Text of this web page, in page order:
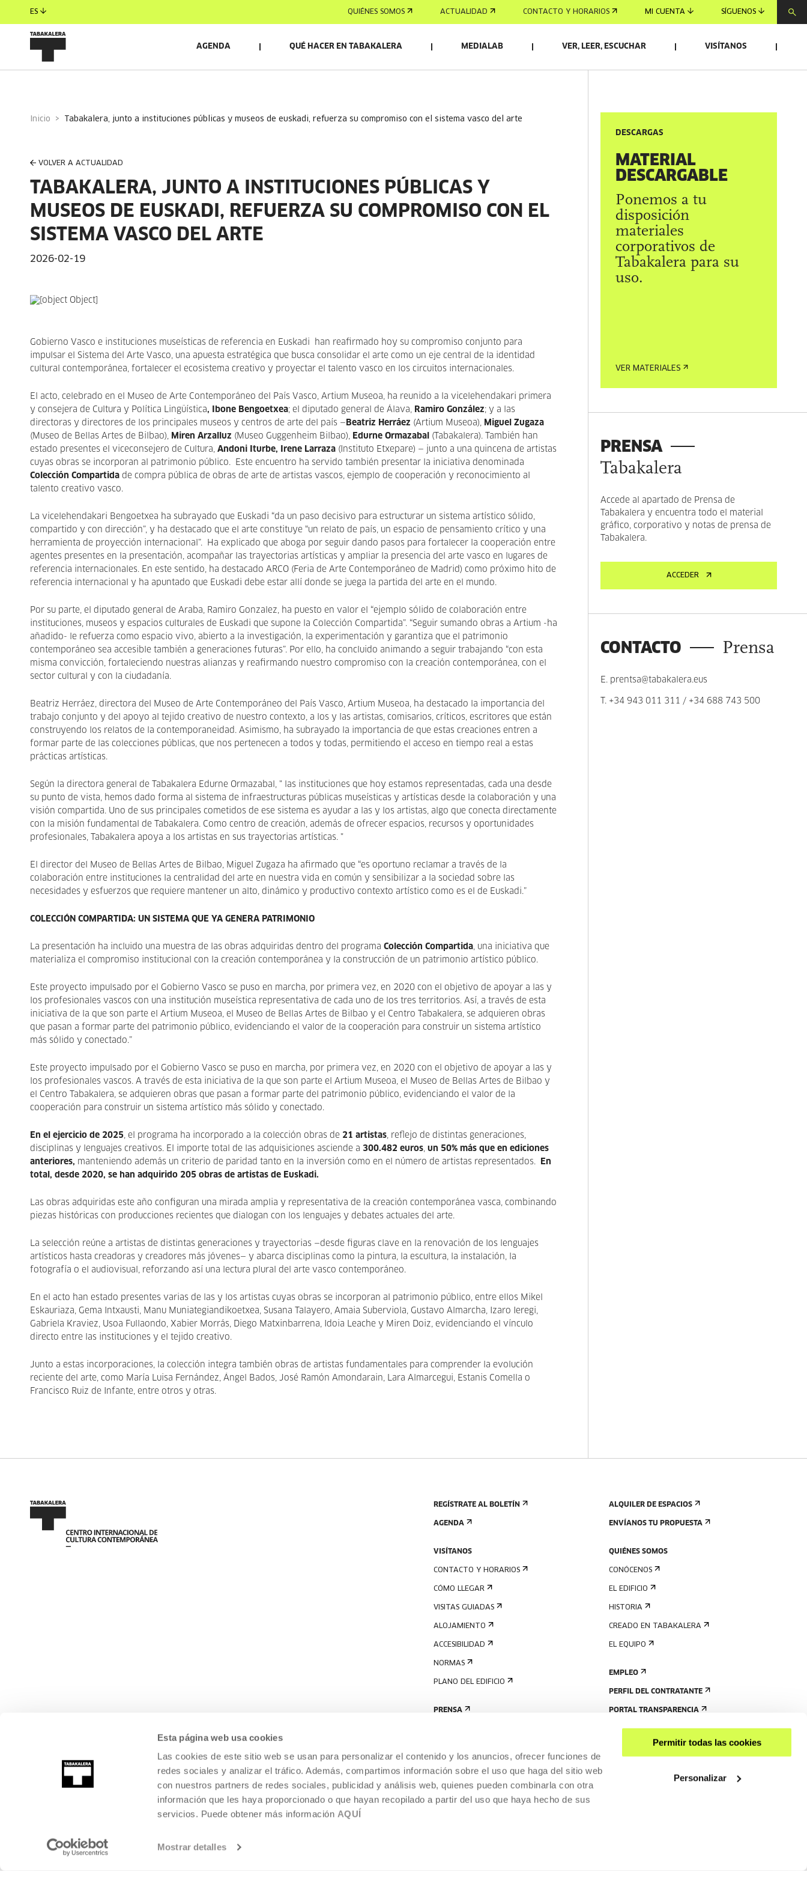
Esta página web usa cookies
Las cookies de este sitio web se usan para personalizar el contenido y los anuncios, ofrecer funciones de
redes sociales y analizar el tráfico. Además, compartimos información sobre el uso que haga del sitio web
con nuestros partners de redes sociales, publicidad y análisis web, quienes pueden combinarla con otra
información que les haya proporcionado o que hayan recopilado a partir del uso que haya hecho de sus
servicios. Puede obtener más información AQUÍ
Mostrar detalles
Permitir todas las cookies
Personalizar
ES QUIÉNES SOMOS ACTUALIDAD CONTACTO Y HORARIOS MI CUENTA SÍGUENOS
AGENDA QUÉ HACER EN TABAKALERA MEDIALAB VER, LEER, ESCUCHAR VISÍTANOS
Inicio tabakalera, junto a instituciones públicas y museos de euskadi, refuerza su compromiso con el sistema vasco del arte
VOLVER A ACTUALIDAD
TABAKALERA, JUNTO A INSTITUCIONES PÚBLICAS Y
MUSEOS DE EUSKADI, REFUERZA SU COMPROMISO CON EL
SISTEMA VASCO DEL ARTE
2026-02-19
Gobierno Vasco e instituciones museísticas de referencia en Euskadi han reafirmado hoy su compromiso conjunto para
impulsar el Sistema del Arte Vasco, una apuesta estratégica que busca consolidar el arte como un eje central de la identidad
cultural contemporánea, fortalecer el ecosistema creativo y proyectar el talento vasco en los circuitos internacionales.
El acto, celebrado en el Museo de Arte Contemporáneo del País Vasco, Artium Museoa, ha reunido a la vicelehendakari primera
y consejera de Cultura y Política Lingüística, Ibone Bengoetxea; el diputado general de Álava, Ramiro González; y a las
directoras y directores de los principales museos y centros de arte del país — Beatriz Herráez (Artium Museoa), Miguel Zugaza
(Museo de Bellas Artes de Bilbao), Miren Arzalluz (Museo Guggenheim Bilbao), Edurne Ormazabal
(Tabakalera). También han
estado presentes el viceconsejero de Cultura, Andoni Iturbe, Irene Larraza (Instituto Etxepare) — junto a una quincena de artistas
cuyas obras se incorporan al patrimonio público. Este encuentro ha servido también presentar la iniciativa denominada
Colección Compartida de compra pública de obras de arte de artistas vascos, ejemplo de cooperación y reconocimiento al
talento creativo vasco.
La vicelehendakari Bengoetxea ha subrayado que Euskadi “da un paso decisivo para estructurar un sistema artístico sólido,
compartido y con dirección”, y ha destacado que el arte constituye “un relato de país, un espacio de pensamiento crítico y una
herramienta de proyección internacional”. Ha explicado que aboga por seguir dando pasos para fortalecer la cooperación entre
agentes presentes en la presentación, acompañar las trayectorias artísticas y ampliar la presencia del arte vasco en lugares de
referencia internacionales. En este sentido, ha destacado ARCO (Feria de Arte Contemporáneo de Madrid) como próximo hito de
referencia internacional y ha apuntado que Euskadi debe estar allí donde se juega la partida del arte en el mundo.
Por su parte, el diputado general de Araba, Ramiro Gonzalez, ha puesto en valor el “ejemplo sólido de colaboración entre
instituciones, museos y espacios culturales de Euskadi que supone la Colección Compartida”. “Seguir sumando obras a Artium -ha
añadido- le refuerza como espacio vivo, abierto a la investigación, la experimentación y garantiza que el patrimonio
contemporáneo sea accesible también a generaciones futuras”. Por ello, ha concluido animando a seguir trabajando “con esta
misma convicción, fortaleciendo nuestras alianzas y reafirmando nuestro compromiso con la creación contemporánea, con el
sector cultural y con la ciudadanía.
Beatriz Herráez, directora del Museo de Arte Contemporáneo del País Vasco, Artium Museoa, ha destacado la importancia del
trabajo conjunto y del apoyo al tejido creativo de nuestro contexto, a los y las artistas, comisarios, críticos, escritores que están
construyendo los relatos de la contemporaneidad. Asimismo, ha subrayado la importancia de que estas creaciones entren a
formar parte de las colecciones públicas, que nos pertenecen a todos y todas, permitiendo el acceso en tiempo real a estas
prácticas artísticas.
Según la directora general de Tabakalera Edurne Ormazabal, " las instituciones que hoy estamos representadas, cada una desde
su punto de vista, hemos dado forma al sistema de infraestructuras públicas museísticas y artísticas desde la colaboración y una
visión compartida. Uno de sus principales cometidos de ese sistema es ayudar a las y los artistas, algo que conecta directamente
con la misión fundamental de Tabakalera. Como centro de creación, además de ofrecer espacios, recursos y oportunidades
profesionales, Tabakalera apoya a los artistas en sus trayectorias artísticas. "
El director del Museo de Bellas Artes de Bilbao, Miguel Zugaza ha afirmado que “es oportuno reclamar a través de la
colaboración entre instituciones la centralidad del arte en nuestra vida en común y sensibilizar a la sociedad sobre las
necesidades y esfuerzos que requiere mantener un alto, dinámico y productivo contexto artístico como es el de Euskadi.”
COLECCIÓN COMPARTIDA: UN SISTEMA QUE YA GENERA PATRIMONIO
La presentación ha incluido una muestra de las obras adquiridas dentro del programa Colección Compartida, una iniciativa que
materializa el compromiso institucional con la creación contemporánea y la construcción de un patrimonio artístico público.
Este proyecto impulsado por el Gobierno Vasco se puso en marcha, por primera vez, en 2020 con el objetivo de apoyar a las y
los profesionales vascos con una institución museística representativa de cada uno de los tres territorios. Así, a través de esta
iniciativa de la que son parte el Artium Museoa, el Museo de Bellas Artes de Bilbao y el Centro Tabakalera, se adquieren obras
que pasan a formar parte del patrimonio público, evidenciando el valor de la cooperación para construir un sistema artístico
más sólido y conectado.”
Este proyecto impulsado por el Gobierno Vasco se puso en marcha, por primera vez, en 2020 con el objetivo de apoyar a las y
los profesionales vascos. A través de esta iniciativa de la que son parte el Artium Museoa, el Museo de Bellas Artes de Bilbao y
el Centro Tabakalera, se adquieren obras que pasan a formar parte del patrimonio público, evidenciando el valor de la
cooperación para construir un sistema artístico más sólido y conectado.
En el ejercicio de 2025, el programa ha incorporado a la colección obras de 21 artistas, reflejo de distintas generaciones,
disciplinas y lenguajes creativos. El importe total de las adquisiciones asciende a 300.482 euros, un 50% más que en ediciones
anteriores, manteniendo además un criterio de paridad tanto en la inversión como en el número de artistas representados.
En
total, desde 2020, se han adquirido 205 obras de artistas de Euskadi.
Las obras adquiridas este año configuran una mirada amplia y representativa de la creación contemporánea vasca, combinando
piezas históricas con producciones recientes que dialogan con los lenguajes y debates actuales del arte.
La selección reúne a artistas de distintas generaciones y trayectorias —desde figuras clave en la renovación de los lenguajes
artísticos hasta creadoras y creadores más jóvenes— y abarca disciplinas como la pintura, la escultura, la instalación, la
fotografía o el audiovisual, reforzando así una lectura plural del arte vasco contemporáneo.
En el acto han estado presentes varias de las y los artistas cuyas obras se incorporan al patrimonio público, entre ellos Mikel
Eskauriaza, Gema Intxausti, Manu Muniategiandikoetxea, Susana Talayero, Amaia Suberviola, Gustavo Almarcha, Izaro Ieregi,
Gabriela Kraviez, Usoa Fullaondo, Xabier Morrás, Diego Matxinbarrena, Idoia Leache y Miren Doiz, evidenciando el vínculo
directo entre las instituciones y el tejido creativo.
Junto a estas incorporaciones, la colección integra también obras de artistas fundamentales para comprender la evolución
reciente del arte, como María Luisa Fernández, Ángel Bados, José Ramón Amondarain, Lara Almarcegui, Estanis Comella o
Francisco Ruiz de Infante, entre otros y otras.
DESCARGAS
MATERIAL
DESCARGABLE
Ponemos a tu
disposición
materiales
corporativos de
Tabakalera para su
uso.
VER MATERIALES
PRENSA
Tabakalera
Accede al apartado de Prensa de
Tabakalera y encuentra todo el material
gráfico, corporativo y notas de prensa de
Tabakalera.
ACCEDER
CONTACTO Prensa
E. prentsa@tabakalera.eus
T. +34 943 011 311 / +34 688 743 500
REGÍSTRATE AL BOLETÍN
AGENDA
VISÍTANOS
CONTACTO Y HORARIOS
CÓMO LLEGAR
VISITAS GUIADAS
ALOJAMIENTO
ACCESIBILIDAD
NORMAS
PLANO DEL EDIFICIO
PRENSA
ALQUILER DE ESPACIOS
ENVÍANOS TU PROPUESTA
QUIÉNES SOMOS
CONÓCENOS
EL EDIFICIO
HISTORIA
CREADO EN TABAKALERA
EL EQUIPO
EMPLEO
PERFIL DEL CONTRATANTE
PORTAL TRANSPARENCIA
2026 TABAKALERA.
CENTRO INTERNACIONAL DE CULTURA CONTEMPORÁNEA,